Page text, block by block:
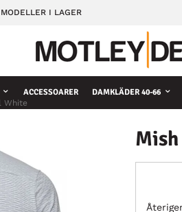
I LAGER
ACCESSOARER DAMKLÄDER 40-66
White